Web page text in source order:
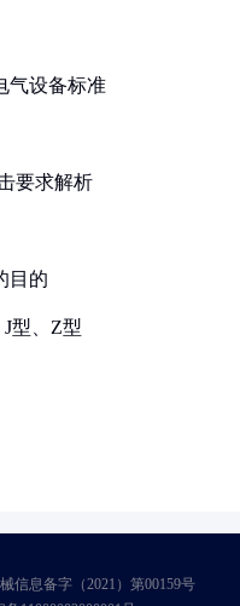
气设备标准
要求解析
目的
型、Z型
信息备字（2021）第00159号